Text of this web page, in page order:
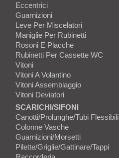
Eccentrici
Guarnizioni
Leve Per Miscelatori
Maniglie Per Rubinetti
Rosoni E Placche
Rubinetti Per Cassette WC
Vitoni
Vitoni A Volantino
Vitoni Assemblaggio
Vitoni Deviatori
SCARICHI/SIFONI
Canotti/prolunghe/tubi Flessibili
Colonne Vasche
Guarnizioni/Morsetti
Pilette/Griglie/Gattinare/Tappi